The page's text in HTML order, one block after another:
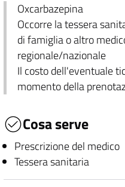
Oxcarbazepina
Occorre la tessera
di famiglia o altro
regionale/nazionale
Il costo dell'eventuale
momento della
Cosa serve
Prescrizione del medico
Tessera sanitaria